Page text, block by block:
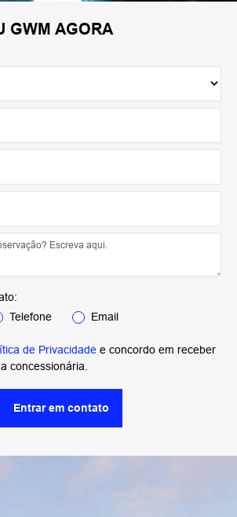
GWM AGORA
Telefone Email
de Privacidade e concordo em receber
concessionária.
Entrar em contato